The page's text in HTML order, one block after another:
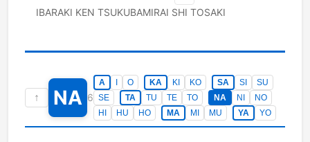
IBARAKI KEN TSUKUBAMIRAI SHI TOSAKI
↑ NA 6
A O KA KI KO SA SI
SU
SE
TA TU TE TO NA NI
NO
HI
HU HO MA MI MU YA YO